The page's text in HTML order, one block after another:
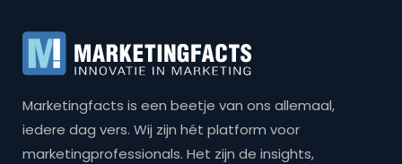
Marketingfacts is een beetje van ons allemaal,
iedere dag vers. Wij zijn hét platform voor
marketingprofessionals. Het zijn de insights,